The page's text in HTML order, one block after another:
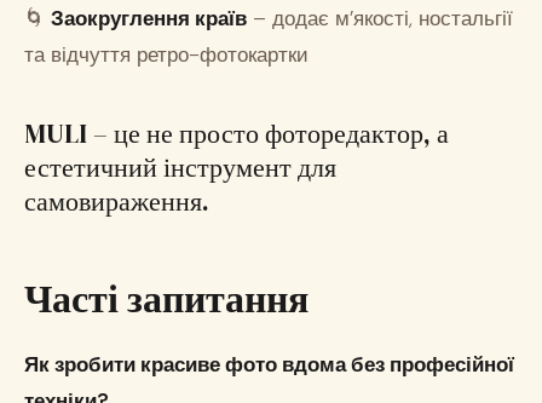
🌀 Заокруглення країв – додає м’якості, ностальгії
та відчуття ретро-фотокартки
MULI – це не просто фоторедактор, а
естетичний інструмент для
самовираження.
Часті запитання
Як зробити красиве фото вдома без професійної